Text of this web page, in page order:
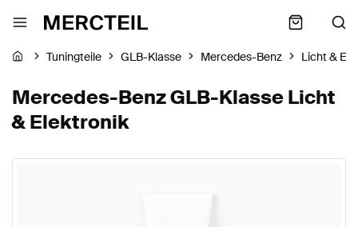
Tuningteile GLB-Klasse Mercedes-Benz Licht &
Mercedes-Benz GLB-Klasse Licht
& Elektronik